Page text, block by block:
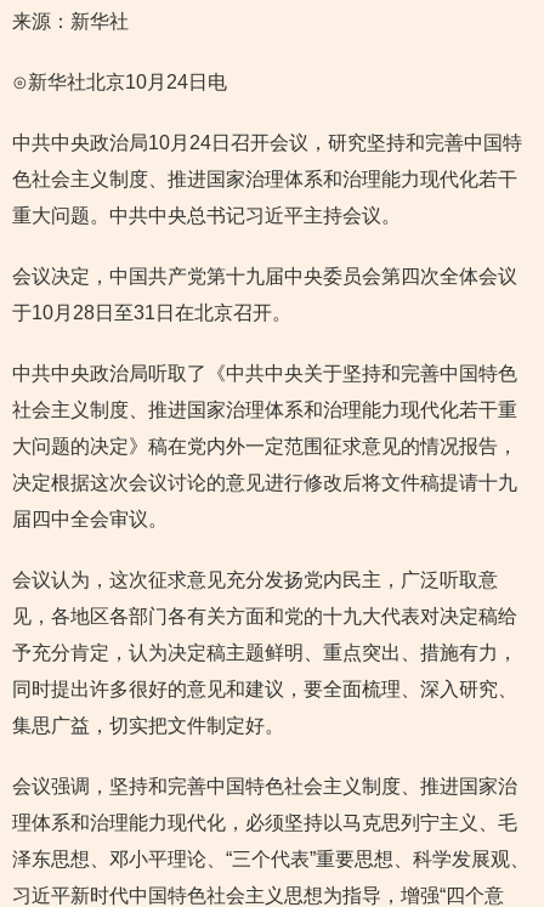
来源：新华社
⊙新华社北京10月24日电
中共中央政治局10月24日召开会议，研究坚持和完善中国特
色社会主义制度、推进国家治理体系和治理能力现代化若干
重大问题。中共中央总书记习近平主持会议。
会议决定，中国共产党第十九届中央委员会第四次全体会议
于10月28日至31日在北京召开。
中共中央政治局听取了《中共中央关于坚持和完善中国特色
社会主义制度、推进国家治理体系和治理能力现代化若干重
大问题的决定》稿在党内外一定范围征求意见的情况报告，
决定根据这次会议讨论的意见进行修改后将文件稿提请十九
届四中全会审议。
会议认为，这次征求意见充分发扬党内民主，广泛听取意
见，各地区各部门各有关方面和党的十九大代表对决定稿给
予充分肯定，认为决定稿主题鲜明、重点突出、措施有力，
同时提出许多很好的意见和建议，要全面梳理、深入研究、
集思广益，切实把文件制定好。
会议强调，坚持和完善中国特色社会主义制度、推进国家治
理体系和治理能力现代化，必须坚持以马克思列宁主义、毛
泽东思想、邓小平理论、“三个代表”重要思想、科学发展观、
习近平新时代中国特色社会主义思想为指导，增强“四个意